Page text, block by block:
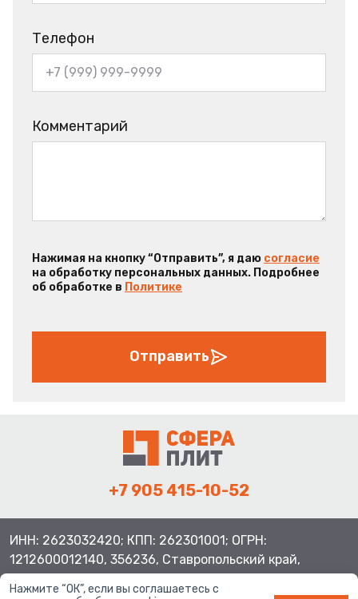
Телефон
Комментарий
Нажимая на кнопку “Отправить”, я даю согласие
на обработку персональных данных. Подробнее
об обработке в Политике
Отправить
+7 905 415-10-52
ИНН: 2623032420; КПП: 262301001; ОГРН:
1212600012140, 356236, Ставропольский край,
Нажмите “ОК”, если вы соглашаетесь с